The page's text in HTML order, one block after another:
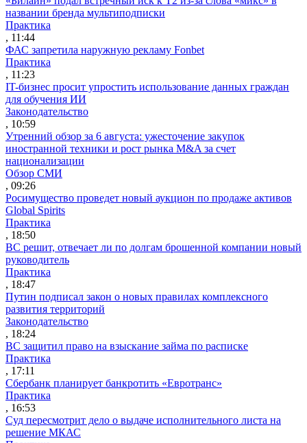
названии бренда мультиподписки
Практика
, 11:44
ФАС запретила наружную рекламу Fonbet
Практика
, 11:23
IT-бизнес просит упростить использование данных граждан
для обучения ИИ
Законодательство
, 10:59
Утренний обзор за 6 августа: ужесточение закупок
иностранной техники и рост рынка M&A за счет
национализации
Обзор СМИ
, 09:26
Росимущество проведет новый аукцион по продаже активов
Global Spirits
Практика
, 18:50
ВС решит, отвечает ли по долгам брошенной компании новый
руководитель
Практика
, 18:47
Путин подписал закон о новых правилах комплексного
развития территорий
Законодательство
, 18:24
ВС защитил право на взыскание займа по расписке
Практика
, 17:11
Сбербанк планирует банкротить «Евротранс»
Практика
, 16:53
Суд пересмотрит дело о выдаче исполнительного листа на
решение МКАС